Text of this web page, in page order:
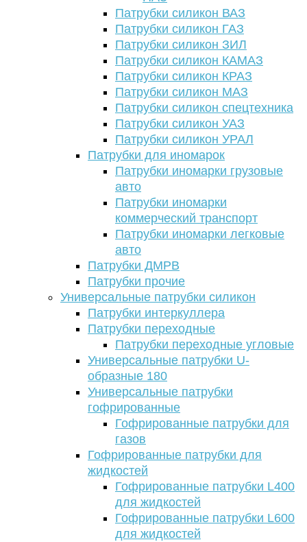
Патрубки силикон ВАЗ
Патрубки силикон ГАЗ
Патрубки силикон ЗИЛ
Патрубки силикон КАМАЗ
Патрубки силикон КРАЗ
Патрубки силикон МАЗ
Патрубки силикон спецтехника
Патрубки силикон УАЗ
Патрубки силикон УРАЛ
Патрубки для иномарок
Патрубки иномарки грузовые
авто
Патрубки иномарки
коммерческий транспорт
Патрубки иномарки легковые
авто
Патрубки ДМРВ
Патрубки прочие
Универсальные патрубки силикон
Патрубки интеркуллера
Патрубки переходные
Патрубки переходные угловые
Универсальные патрубки U-
образные 180
Универсальные патрубки
гофрированные
Гофрированные патрубки для
газов
Гофрированные патрубки для
жидкостей
Гофрированные патрубки L400
для жидкостей
Гофрированные патрубки L600
для жидкостей